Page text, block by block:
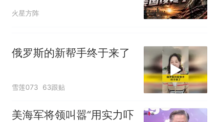
再是美国专利
火星方阵
俄罗斯的新帮手终于来了
雪莲073 63跟贴
美海军将领叫嚣“用实力吓